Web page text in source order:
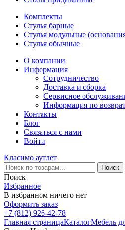
Комплекты
Стулья барные
Стулья модульные
Стулья обычные
О компании
Информация
Сотрудничество
Доставка и сборка
Сервисное
Информация по
Контакты
Блог
Связаться с нами
Войти
Класимо аутлет
Поиск
Избранное
В избранном ничего нет
Оформить заказ
+7 (812) 926-42-78
Главная страницаКаталогМебель